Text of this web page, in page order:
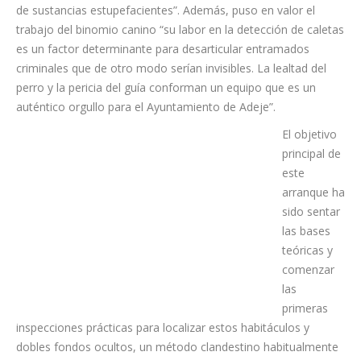
con la excelencia y la actualización policial frente a un
escenario criminal cada vez más sofisticado en la ocultación
de sustancias estupefacientes”. Además, puso en valor el
trabajo del binomio canino “su labor en la detección de caletas
es un factor determinante para desarticular entramados
criminales que de otro modo serían invisibles. La lealtad del
perro y la pericia del guía conforman un equipo que es un
El objetivo
principal de
este
arranque ha
sido sentar
las bases
teóricas y
comenzar
las
primeras